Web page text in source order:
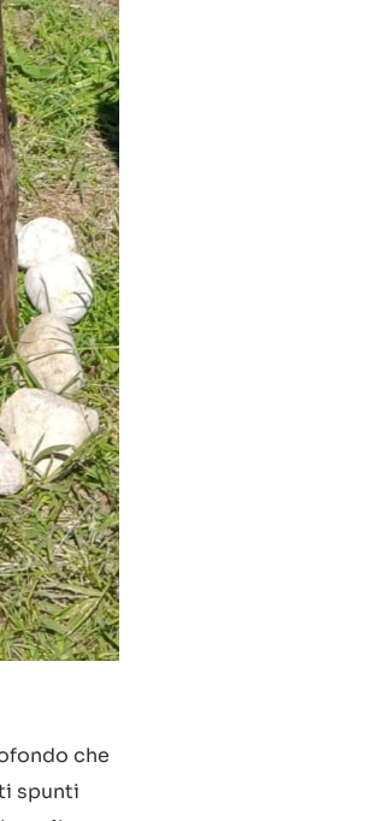
che
spunti